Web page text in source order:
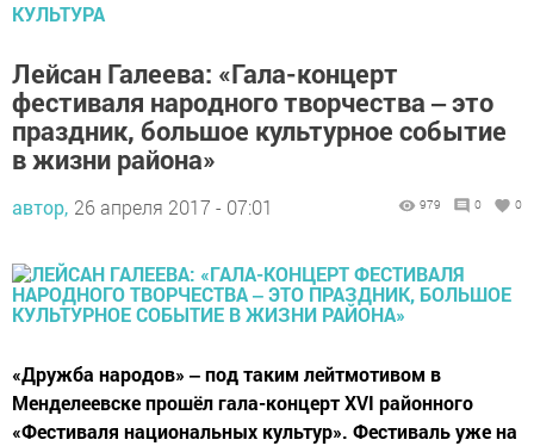
КУЛЬТУРА
Лейсан Галеева: «Гала-концерт
фестиваля народного творчества ‒ это
праздник, большое культурное событие
в жизни района»
автор, 26 апреля 2017 - 07:01 979 0 0
«Дружба народов» ‒ под таким лейтмотивом в
Менделеевске прошёл гала-концерт XVI районного
«Фестиваля национальных культур». Фестиваль уже на